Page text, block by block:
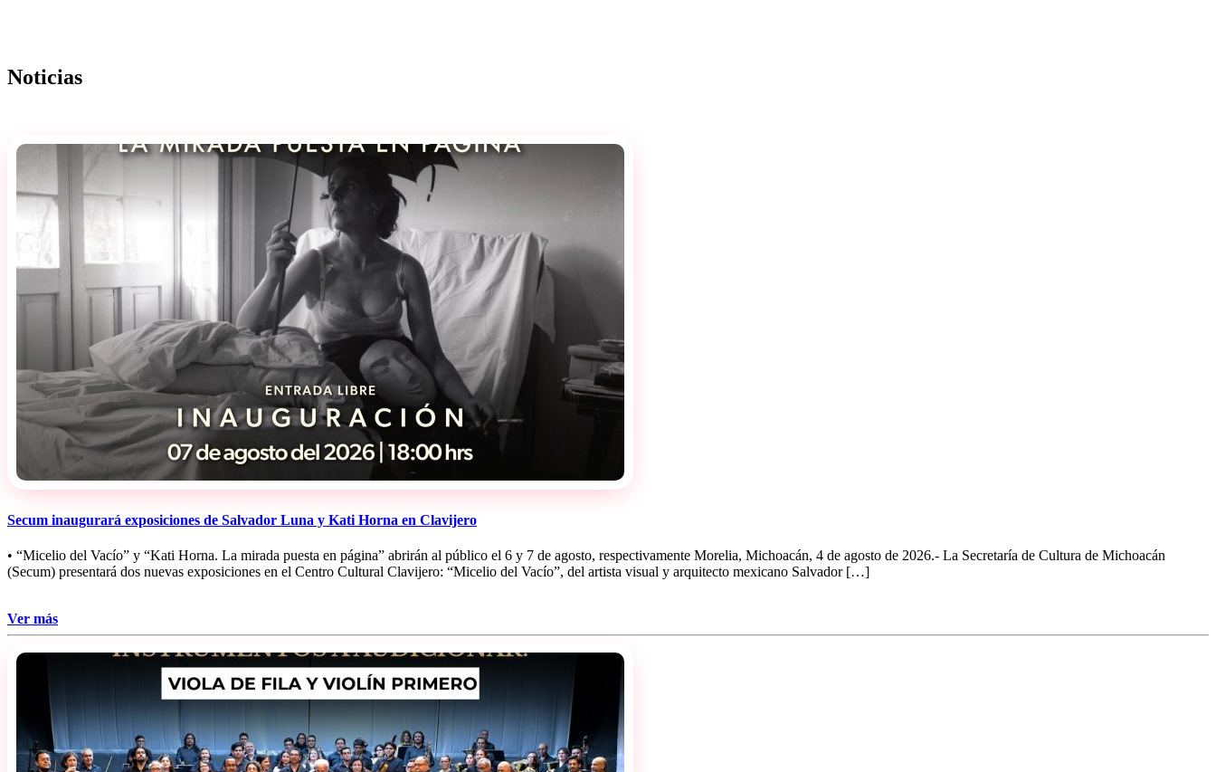
Noticias
Secum inaugurará exposiciones de Salvador Luna y Kati Horna en Clavijero
• “Micelio del Vacío” y “Kati Horna. La mirada puesta en página” abrirán al público el 6 y 7 de agosto, respectivamente Morelia, Michoacán, 4 de agosto de 2026.- La Secretaría de Cultura de Michoacán
(Secum) presentará dos nuevas exposiciones en el Centro Cultural Clavijero: “Micelio del Vacío”, del artista visual y arquitecto mexicano Salvador […]
Ver más